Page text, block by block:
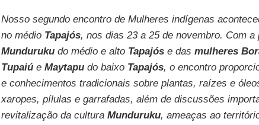
Nosso segundo encontro de Mulheres indígenas
no médio Tapajós, nos dias 23 a 25 de novembro. Com a
Mundurukudo médio e alto Tapajóse das mulheres
Tupaiúe Maytapudo baixo Tapajós, o encontro
e conhecimentos tradicionais sobre plantas, raízes e
xaropes, pílulas e garrafadas, além de discussões
revitalização da cultura Munduruku, ameaças ao